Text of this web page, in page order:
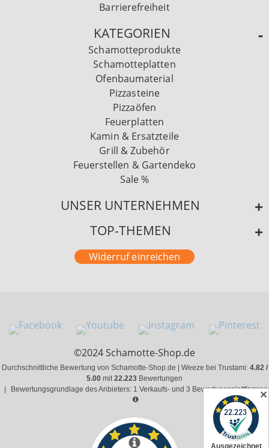
Barrierefreiheit
KATEGORIEN
Schamotteprodukte
Schamotteplatten
Ofenbaumaterial
Pizzasteine
Pizzaöfen
Feuerplatten
Kamin & Ersatzteile
Grill & Zubehör
Feuerstellen & Gartendeko
Sale %
UNSER UNTERNEHMEN
TOP-THEMEN
Widerruf einreichen
©2024 Schamotte-Shop.de
Durchschnittliche Bewertung von Schamotte-Shop.de | Weeze bei Trustami: 4.82 /
5.00 mit22.223 Bewertungen
Bewertungsgrundlage des Anbieters: 1 Verkaufs- und 3 Bewertungsplattformen
✕